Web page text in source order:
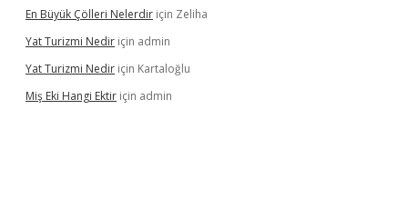
En Büyük Çölleri Nelerdir için Zeliha
Yat Turizmi Nedir için admin
Yat Turizmi Nedir için Kartaloğlu
Miş Eki Hangi Ektir için admin